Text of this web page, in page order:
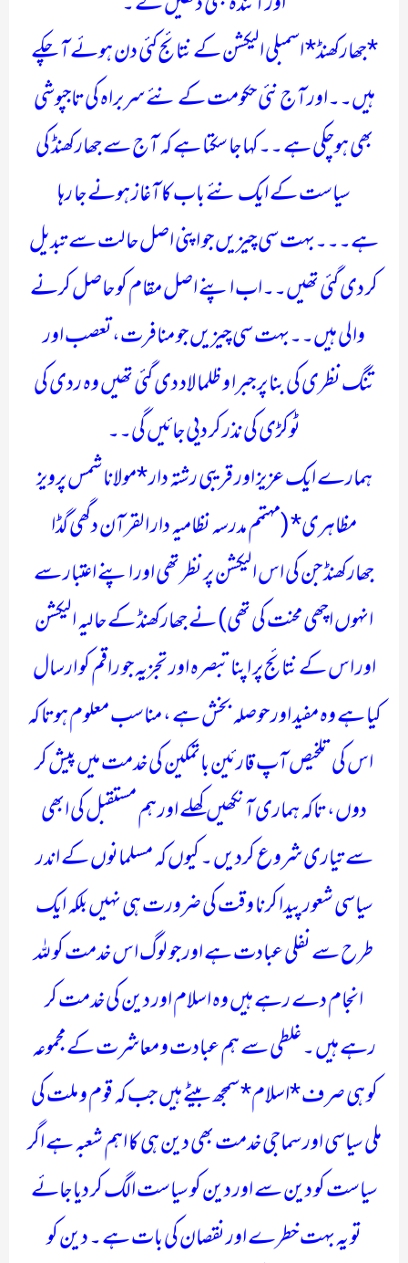
*جھارکھنڈ* اسمبلی الیکشن کے نتائج کئی دن ہوئے آ چکے
ہیں۔۔اور آج نئی حکومت کے نئے سربراہ کی تاجپوشی
بھی ہوچکی ہے ۔۔کہا جا سکتا ہے کہ آج سے جھارکھنڈ کی
سیاست کے ایک نئے باب کا آغاز ہونے جا رہا
ہے۔۔۔بہت سی چیزیں جو اپنی اصل حالت سے تبدیل
کر دی گئی تھیں۔۔اب اپنے اصل مقام کو حاصل کرنے
والی ہیں۔۔بہت سی چیزیں جو منافرت،تعصب اور
تنگ نظری کی بنا پر جبرا و ظلما لاد دی گئی تھیں وہ ردی کی
ٹوکڑی کی نذر کر دیی جائیں گی۔۔
ہمارے ایک عزیز اور قریبی رشتہ دار *مولانا شمس پرویز
مظاہری* (مہتمم مدرسہ نظامیہ دار القرآن دگھی گڈا
جھارکھنڈ جن کی اس الیکشن پر نظر تھی اور اپنے اعتبار سے
انہوں اچھی محنت کی تھی) نے جھارکھنڈ کے حالیہ الیکشن
اور اس کے نتائج پر اپنا تبصرہ اور تجزیہ جو راقم کو ارسال
کیا ہے وہ مفید اور حوصلہ بخش ہے ، مناسب معلوم ہوتا کہ
اس کی تلخیص آپ قارئین باتمکین کی خدمت میں پیش کر
دوں، تاکہ ہماری آنکھیں کھلے اور ہم مستقبل کی ابھی
سے تیاری شروع کردیں ۔ کیوں کہ مسلمانوں کے اندر
سیاسی شعور پیدا کرنا وقت کی ضرورت ہی نہیں بلکہ ایک
طرح سے نفلی عبادت ہے اور جو لوگ اس خدمت کو للہ
انجام دے رہے ہیں وہ اسلام اور دین کی خدمت کر
رہے ہیں ۔ غلطی سے ہم عبادت و معاشرت کے مجموعہ
کو ہی صرف *اسلام* سمجھ بیٹے ہیں جب کہ قوم و ملت کی
ملی سیاسی اور سماجی خدمت بھی دین ہی کا اہم شعبہ ہے اگر
سیاست کو دین سے اور دین کو سیاست الگ کر دیا جائے
تو یہ بہت خطرے اور نقصان کی بات ہے ۔ دین کو